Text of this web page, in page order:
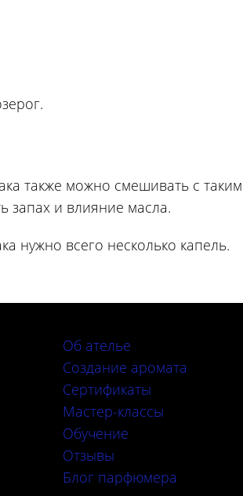
также можно смешивать с
запах и влияние масла.
нужно всего несколько капель.
Об ателье
Создание аромата
Сертификаты
Мастер-классы
Обучение
Отзывы
Блог парфюмера